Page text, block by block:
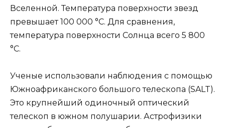
Вселенной. Температура поверхности звезд
превышает 100 000 °С. Для сравнения,
температура поверхности Солнца всего 5 800
°С.
Ученые использовали наблюдения с помощью
Южноафриканского большого телескопа (SALT).
Это крупнейший одиночный оптический
телескоп в южном полушарии. Астрофизики